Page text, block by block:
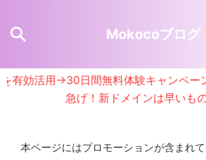
Mokocoブログ
活用→30日間無料体験キャンペーン中
急げ！新ドメインは早いも
本ページにはプロモーションが含まれて